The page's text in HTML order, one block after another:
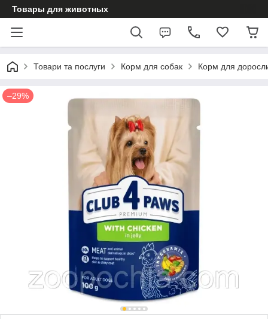
Товары для животных
Товари та послуги Корм для собак Корм для
–29%